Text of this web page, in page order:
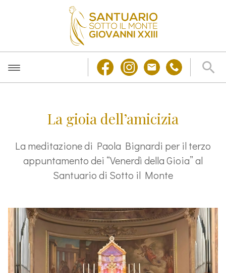
La gioia dell’amicizia
La meditazione di Paola Bignardi per il terzo
appuntamento dei “Venerdì della Gioia” al
Santuario di Sotto il Monte